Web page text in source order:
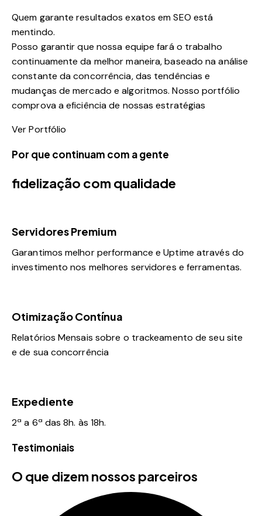
Quem garante resultados exatos em SEO está
mentindo.
Posso garantir que nossa equipe fará o trabalho
continuamente da melhor maneira, baseado na análise
constante da concorrência, das tendências e
mudanças de mercado e algoritmos. Nosso portfólio
comprova a eficiência de nossas estratégias
Ver Portfólio
Por que continuam com a gente
fidelização com qualidade
Servidores Premium
Garantimos melhor performance e Uptime através do
investimento nos melhores servidores e ferramentas.
Otimização Contínua
Relatórios Mensais sobre o trackeamento de seu site
e de sua concorrência
Expediente
2ª a 6ª das 8h. às 18h.
Testimoniais
O que dizem nossos parceiros